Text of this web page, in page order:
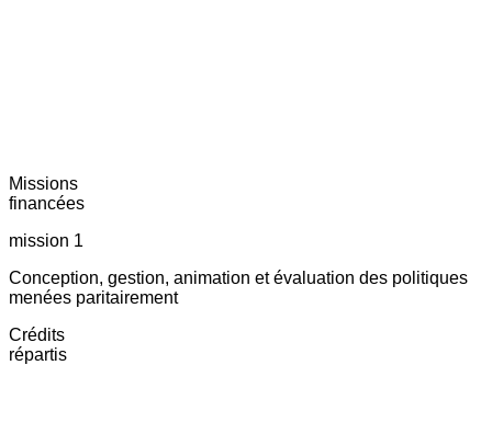
Missions
financées
mission 1
Conception, gestion, animation et évaluation des politiques
menées paritairement
Crédits
répartis